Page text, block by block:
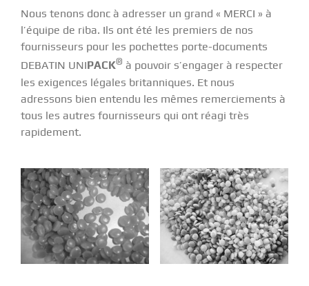
Nous tenons donc à adresser un grand « MERCI » à
l’équipe de riba. Ils ont été les premiers de nos
fournisseurs pour les pochettes porte-documents
DEBATIN UNIPACK® à pouvoir s’engager à respecter
les exigences légales britanniques. Et nous
adressons bien entendu les mêmes remerciements à
tous les autres fournisseurs qui ont réagi très
rapidement.